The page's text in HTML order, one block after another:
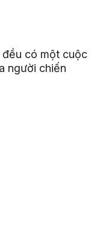
có một cuộc
người chiến